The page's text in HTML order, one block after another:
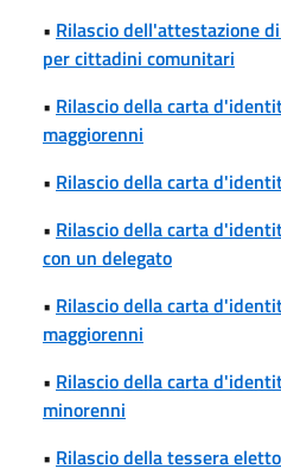
• Rilascio dell'attestazione
per cittadini comunitari
• Rilascio della carta
maggiorenni
• Rilascio della carta
• Rilascio della carta
con un delegato
• Rilascio della carta
maggiorenni
• Rilascio della carta
minorenni
• Rilascio della tessera